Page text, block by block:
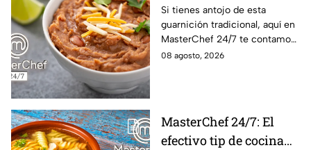
frijoles puercos estilo
Sonora?
Si tienes antojo de esta
guarnición tradicional, aquí en
MasterChef 24/7 te contamos
la receta.
08 agosto, 2026
MasterChef 24/7: El
efectivo tip de cocina